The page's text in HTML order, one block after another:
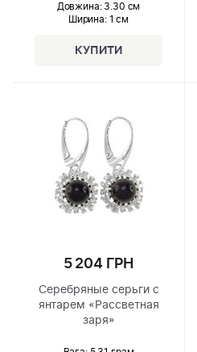
Довжина:3.30 см
Ширина: 1 см
5 204 ГРН
Серебряные серьги с
янтарем «Рассветная
заря»